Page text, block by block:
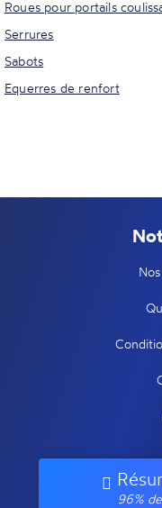
Roues pour portails
Serrures
Sabots
Equerres de renfort
96%